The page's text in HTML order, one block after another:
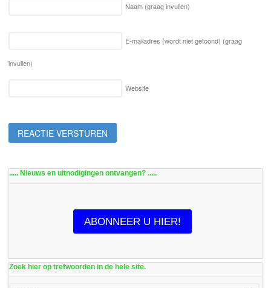
Naam (graag invullen)
E-mailadres (wordt niet getoond) (graag
invullen)
Website
..... Nieuws en uitnodigingen ontvangen? .....
ABONNEER U HIER!
Zoek hier op trefwoorden in de hele site.